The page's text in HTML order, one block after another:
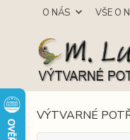
O NÁS VŠE O
VÝTVARNÉ